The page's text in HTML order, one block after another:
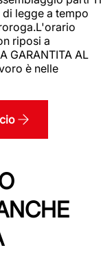
legge a tempo
riposi a
GARANTITA AL
è nelle